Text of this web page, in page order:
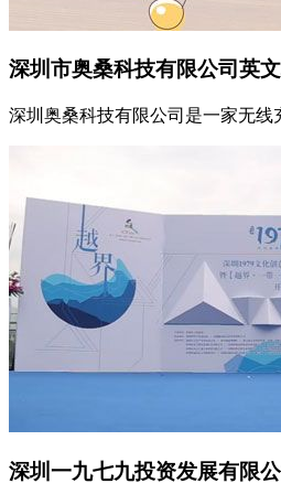
深圳市奥桑科技有限公司英
深圳奥桑科技有限公司是一家无
深圳一九七九投资发展有限公